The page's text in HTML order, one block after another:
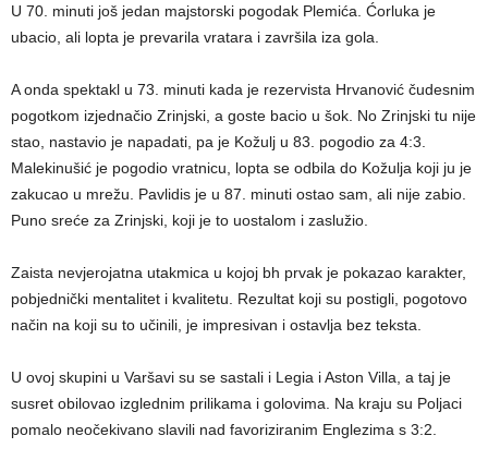
U 70. minuti još jedan majstorski pogodak Plemića. Ćorluka je
ubacio, ali lopta je prevarila vratara i završila iza gola.
A onda spektakl u 73. minuti kada je rezervista Hrvanović čudesnim
pogotkom izjednačio Zrinjski, a goste bacio u šok. No Zrinjski tu nije
stao, nastavio je napadati, pa je Kožulj u 83. pogodio za 4:3.
Malekinušić je pogodio vratnicu, lopta se odbila do Kožulja koji ju je
zakucao u mrežu. Pavlidis je u 87. minuti ostao sam, ali nije zabio.
Puno sreće za Zrinjski, koji je to uostalom i zaslužio.
Zaista nevjerojatna utakmica u kojoj bh prvak je pokazao karakter,
pobjednički mentalitet i kvalitetu. Rezultat koji su postigli, pogotovo
način na koji su to učinili, je impresivan i ostavlja bez teksta.
U ovoj skupini u Varšavi su se sastali i Legia i Aston Villa, a taj je
susret obilovao izglednim prilikama i golovima. Na kraju su Poljaci
pomalo neočekivano slavili nad favoriziranim Englezima s 3:2.